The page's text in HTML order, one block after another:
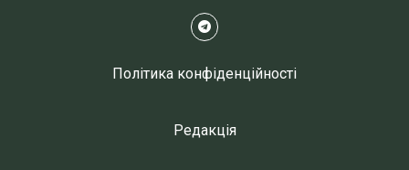
Політика конфіденційності
Редакція